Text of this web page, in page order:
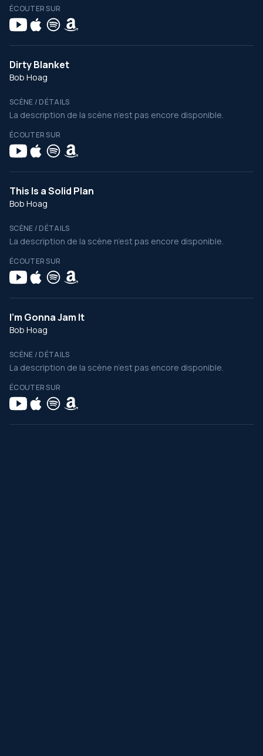
ÉCOUTER SUR
Dirty Blanket
Bob Hoag
SCÈNE / DÉTAILS
La description de la scène n’est pas encore disponible.
ÉCOUTER SUR
This Is a Solid Plan
Bob Hoag
SCÈNE / DÉTAILS
La description de la scène n’est pas encore disponible.
ÉCOUTER SUR
I'm Gonna Jam It
Bob Hoag
SCÈNE / DÉTAILS
La description de la scène n’est pas encore disponible.
ÉCOUTER SUR